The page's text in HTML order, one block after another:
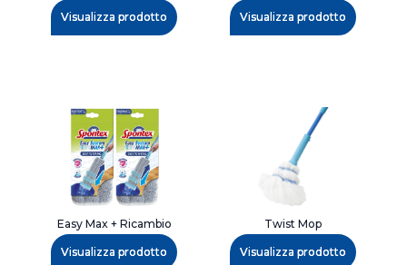
Visualizza prodotto Visualizza prodotto
Easy Max + Ricambio
Visualizza prodotto
Twist Mop
Visualizza prodotto